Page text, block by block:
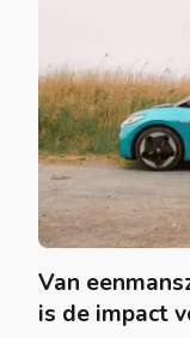
Van
is de impact